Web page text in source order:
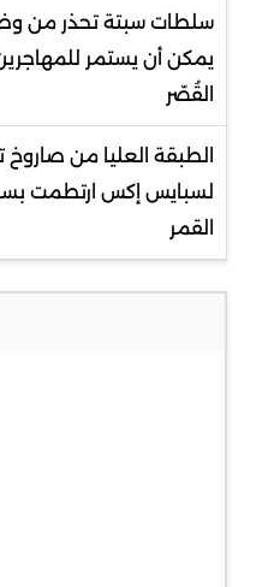
سلطات سبتة تحذر من
يمكن أن يستمر
القُصّر
الطبقة العليا من صاروخ
لسبايس إكس ارتطمت
القمر